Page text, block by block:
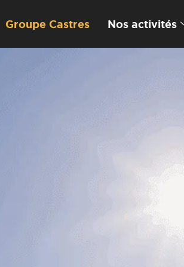
Groupe Castres Nos activités